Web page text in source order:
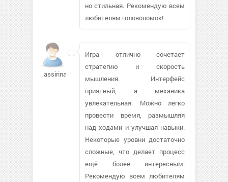
но стильная. Рекомендую всем
любителям головоломок!
assirina
Игра отлично сочетает
стратегию и скорость
мышления. Интерфейс
приятный, а механика
увлекательная. Можно легко
провести время, размышляя
над ходами и улучшая навыки.
Некоторые уровни достаточно
сложные, что делает процесс
ещё более интересным.
Рекомендую всем любителям